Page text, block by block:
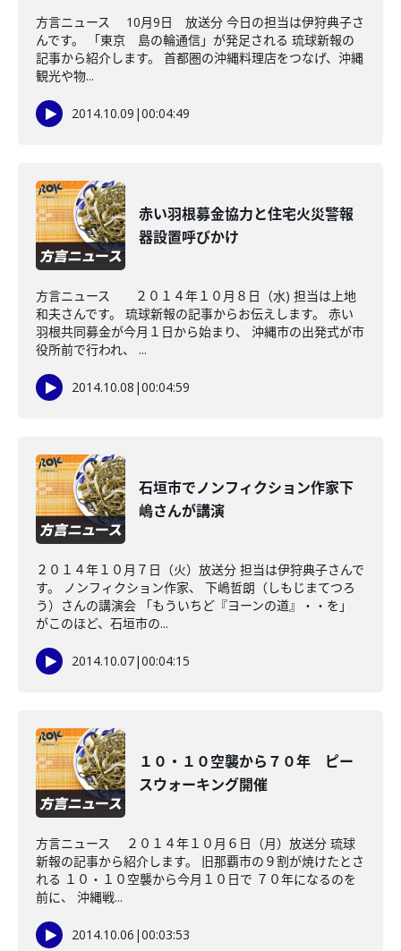
方言ニュース 10月9日 放送分 今日の担当は伊狩典子さ
んです。 「東京 島の輪通信」が発足される 琉球新報の
記事から紹介します。 首都圏の沖縄料理店をつなげ、沖縄
観光や物...
2014.10.09 |00:04:49
赤い羽根募金協力と住宅火災警報
器設置呼びかけ
方言ニュース ２０１４年１０月８日（水) 担当は上地
和夫さんです。 琉球新報の記事からお伝えします。 赤い
羽根共同募金が今月１日から始まり、 沖縄市の出発式が市
役所前で行われ、 ...
2014.10.08 |00:04:59
石垣市でノンフィクション作家下
嶋さんが講演
２０１４年１０月７日（火）放送分 担当は伊狩典子さんで
す。 ノンフィクション作家、 下嶋哲朗（しもじまてつろ
う）さんの講演会 「もういちど『ヨーンの道』・・を」
がこのほど、石垣市の...
2014.10.07|00:04:15
１０・１０空襲から７０年 ピー
スウォーキング開催
方言ニュース ２０１４年１０月６日（月）放送分 琉球
新報の記事から紹介します。 旧那覇市の９割が焼けたとさ
れる １０・１０空襲から今月１０日で ７０年になるのを
前に、 沖縄戦...
2014.10.06 |00:03:53